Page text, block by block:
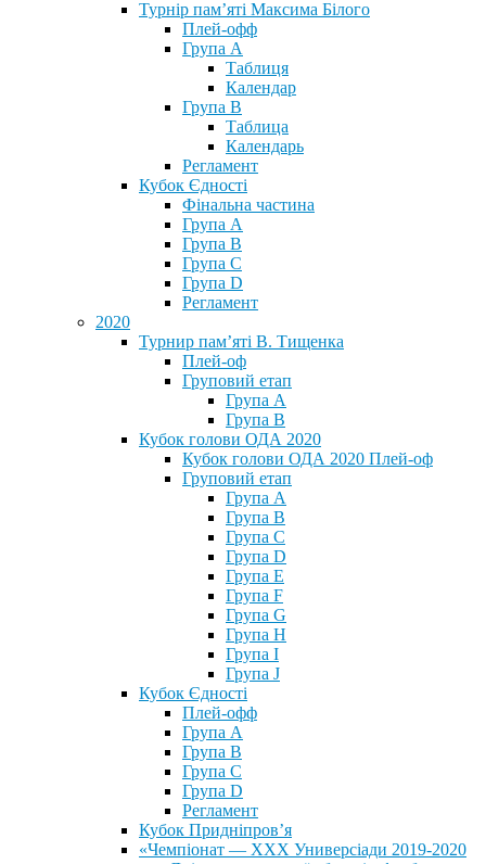
Турнір пам’яті Максима Білого
Плей-офф
Група А
Таблиця
Календар
Група В
Таблица
Календарь
Регламент
Кубок Єдності
Фінальна частина
Група А
Група В
Група С
Група D
Регламент
2020
Турнир пам’яті В. Тищенка
Плей-оф
Груповий етап
Група А
Група В
Кубок голови ОДА 2020
Кубок голови ОДА 2020 Плей-оф
Груповий етап
Група A
Група B
Група C
Група D
Група E
Група F
Група G
Група H
Група I
Група J
Кубок Єдності
Плей-офф
Група А
Група В
Група С
Група D
Регламент
Кубок Придніпров’я
«Чемпіонат — ХХХ Универсіади 2019-2020